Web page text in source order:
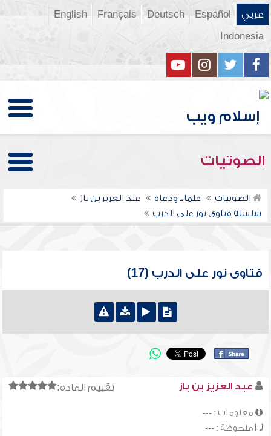
عربي Español
Deutsch
Français
English
Indonesia
الصوتيات
الصوتيات علماء ودعاة
عبد العزيز بن باز
سلسلة فتاوى نور على الدرب
فتاوى نور على الدرب (17)
تقييم المادة: عبد العزيز بن باز
معلومات : ---
ملحوظة : ---